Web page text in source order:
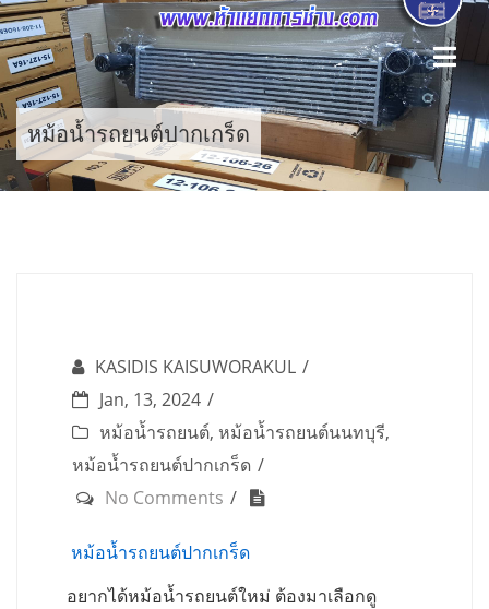
Skip
to
content
หม้อน้ำรถยนต์ปากเกร็ด
KASIDIS KAISUWORAKUL
Jan, 13, 2024
หม้อน้ำรถยนต์, หม้อน้ำรถยนต์นนทบุรี,
หม้อน้ำรถยนต์ปากเกร็ด
No Comments
หม้อน้ำรถยนต์ปากเกร็ด
อยากได้หม้อน้ำรถยนต์ใหม่ ต้องมาเลือกดู